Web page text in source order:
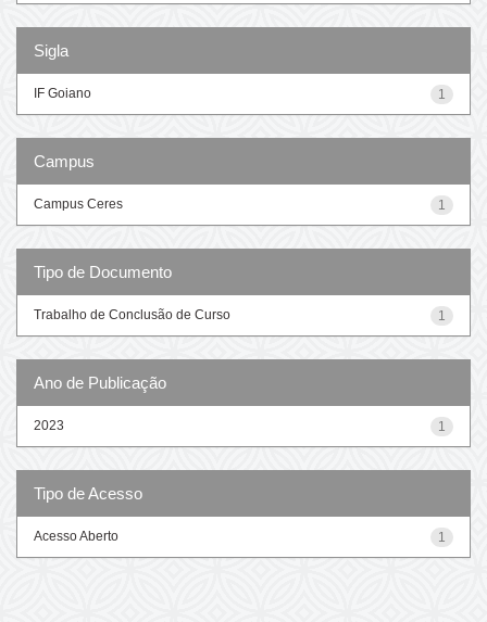
Sigla
1
IF Goiano
Campus
1
Campus Ceres
Tipo de Documento
1
Trabalho de Conclusão de Curso
Ano de Publicação
1
2023
Tipo de Acesso
1
Acesso Aberto